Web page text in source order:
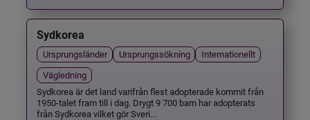
Sydkorea
Ursprungsländer Ursprungssökning
Internationellt
Vägledning
Sydkorea är det land varifrån flest adopterade kommit från
1950-talet fram till i dag. Drygt 9 700 barn har adopterats
från Sydkorea vilket gör Sveri...